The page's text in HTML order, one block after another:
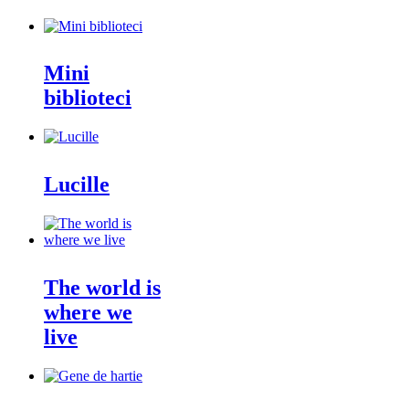
Mini
biblioteci
Lucille
The world is
where we
live